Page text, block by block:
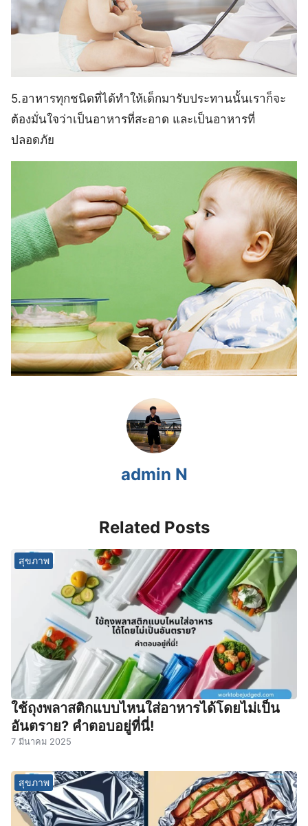
5.อาหารทุกชนิดที่ได้ทำให้เด็กมารับประทานนั้นเราก็จะ
ต้องมั่นใจว่าเป็นอาหารที่สะอาด และเป็นอาหารที่
ปลอดภัย
admin N
Related Posts
สุขภาพ
ใช้ถุงพลาสติกแบบไหนใส่อาหารได้โดยไม่เป็น
อันตราย? คำตอบอยู่ที่นี่!
7 มีนาคม 2025
สุขภาพ